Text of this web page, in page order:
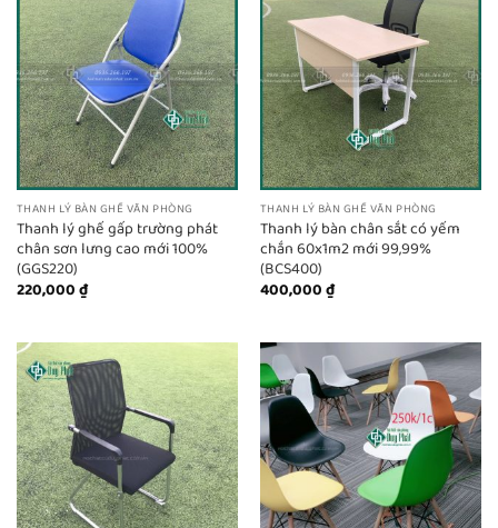
THANH LÝ BÀN GHẾ VĂN PHÒNG
Thanh lý ghế gấp trường phát
chân sơn lưng cao mới 100%
(GGS220)
220,000₫
THANH LÝ BÀN GHẾ VĂN PHÒNG
Thanh lý bàn chân sắt có yếm
chắn 60x1m2 mới 99,99%
(BCS400)
400,000₫